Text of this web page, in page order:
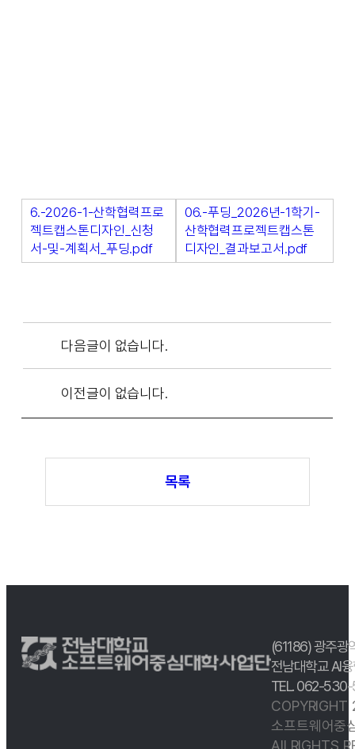
6.-2026-1-산학협력프로
젝트캡스톤디자인_신청
서-및-계획서_푸딩.pdf
06.-푸딩_2026년-1학기-
산학협력프로젝트캡스톤
디자인_결과보고서.pdf
다음글이 없습니다.
이전글이 없습니다.
목록
(61186) 광주광
전남대학교 AI
TEL. 062-
COPYRIGHT
소프트웨어중
All RIGHTS